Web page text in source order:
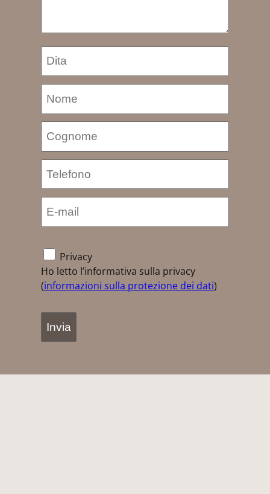
Privacy
Ho letto l’informativa sulla privacy
(informazioni sulla protezione dei dati)
Alternative: